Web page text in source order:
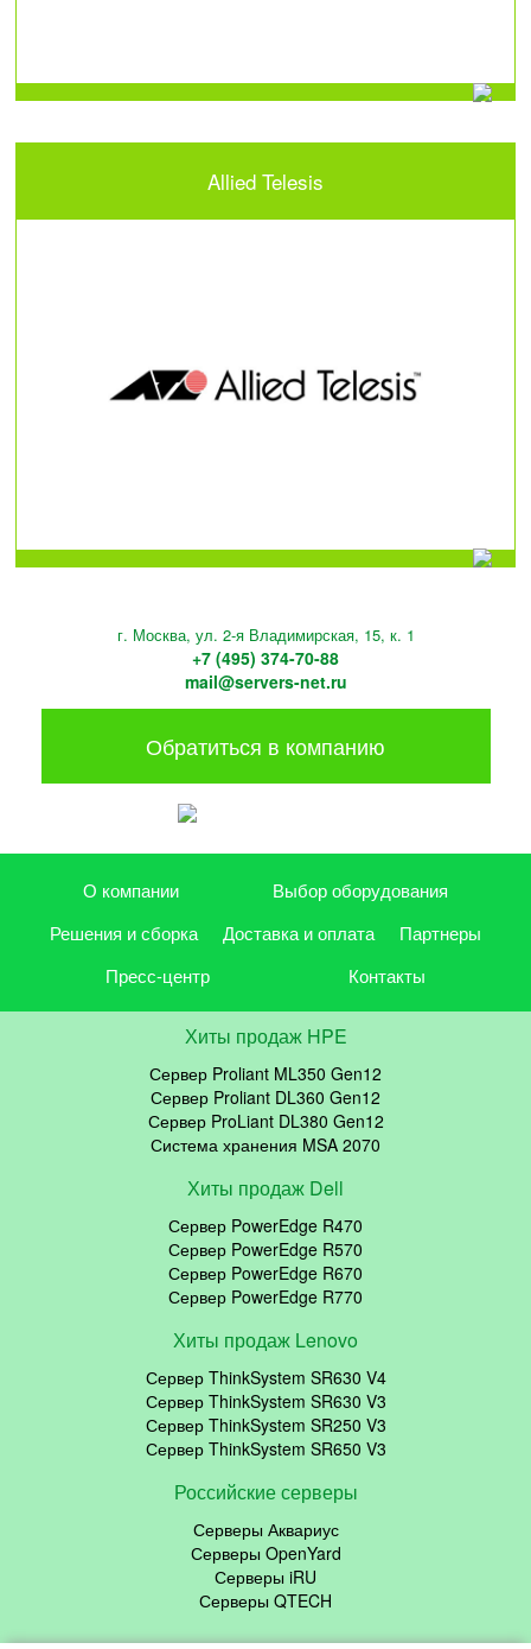
Allied Telesis
г. Москва, ул. 2-я Владимирская, 15, к. 1
+7 (495) 374-70-88
mail@servers-net.ru
Обратиться в компанию
О компании
Выбор оборудования
Решения и сборка
Доставка и оплата
Партнеры
Пресс-центр
Контакты
Хиты продаж HPE
Сервер Proliant ML350 Gen12
Сервер Proliant DL360 Gen12
Сервер ProLiant DL380 Gen12
Система хранения MSA 2070
Хиты продаж Dell
Сервер PowerEdge R470
Сервер PowerEdge R570
Сервер PowerEdge R670
Сервер PowerEdge R770
Хиты продаж Lenovo
Сервер ThinkSystem SR630 V4
Сервер ThinkSystem SR630 V3
Сервер ThinkSystem SR250 V3
Сервер ThinkSystem SR650 V3
Российские серверы
Серверы Аквариус
Серверы OpenYard
Серверы iRU
Серверы QTECH